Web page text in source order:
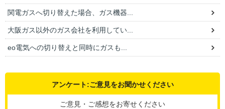
関電ガスへ切り替えた場合、ガス機器...
大阪ガス以外のガス会社を利用してい...
eo電気への切り替えと同時にガスも...
アンケート:ご意見をお聞かせください
ご意見・ご感想をお寄せください